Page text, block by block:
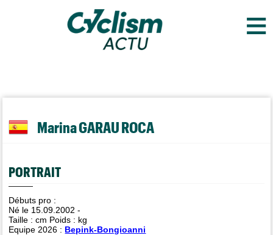
≡
Marina GARAU ROCA
PORTRAIT
Débuts pro :
Né le 15.09.2002 -
Taille :cm Poids : kg
Equipe 2026 : Bepink-Bongioanni